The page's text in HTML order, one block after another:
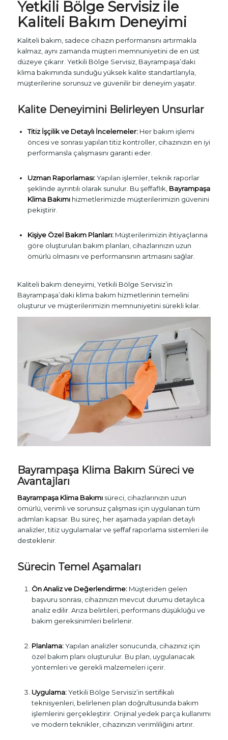
Yetkili Bölge Servisiz ile
Kaliteli Bakım Deneyimi
Kaliteli bakım, sadece cihazın performansını artırmakla
kalmaz, aynı zamanda müşteri memnuniyetini de en üst
düzeye çıkarır. Yetkili Bölge Servisiz, Bayrampaşa’daki
klima bakımında sunduğu yüksek kalite standartlarıyla,
müşterilerine sorunsuz ve güvenilir bir deneyim yaşatır.
Kalite Deneyimini Belirleyen Unsurlar
Titiz İşçilik ve Detaylı İncelemeler:Her bakım işlemi
öncesi ve sonrası yapılan titiz kontroller, cihazınızın en iyi
performansla çalışmasını garanti eder.
Uzman Raporlaması:Yapılan işlemler, teknik raporlar
şeklinde ayrıntılı olarak sunulur. Bu şeffaflık, Bayrampaşa
Klima Bakımıhizmetlerimizde müşterilerimizin güvenini
pekiştirir.
Kişiye Özel Bakım Planları:Müşterilerimizin ihtiyaçlarına
göre oluşturulan bakım planları, cihazlarınızın uzun
ömürlü olmasını ve performansının artmasını sağlar.
Kaliteli bakım deneyimi, Yetkili Bölge Servisiz’in
Bayrampaşa’daki klima bakım hizmetlerinin temelini
oluşturur ve müşterilerimizin memnuniyetini sürekli kılar.
Bayrampaşa Klima Bakım Süreci ve
Avantajları
Bayrampaşa Klima Bakımısüreci, cihazlarınızın uzun
ömürlü, verimli ve sorunsuz çalışması için uygulanan tüm
adımları kapsar. Bu süreç, her aşamada yapılan detaylı
analizler, titiz uygulamalar ve şeffaf raporlama sistemleri ile
desteklenir.
Sürecin Temel Aşamaları
Ön Analiz ve Değerlendirme:Müşteriden gelen
başvuru sonrası, cihazınızın mevcut durumu detaylıca
analiz edilir. Arıza belirtileri, performans düşüklüğü ve
bakım gereksinimleri belirlenir.
Planlama:Yapılan analizler sonucunda, cihazınız için
özel bakım planı oluşturulur. Bu plan, uygulanacak
yöntemleri ve gerekli malzemeleri içerir.
Uygulama:Yetkili Bölge Servisiz’in sertifikalı
teknisyenleri, belirlenen plan doğrultusunda bakım
işlemlerini gerçekleştirir. Orijinal yedek parça kullanımı
ve modern teknikler, cihazınızın verimliliğini artırır.